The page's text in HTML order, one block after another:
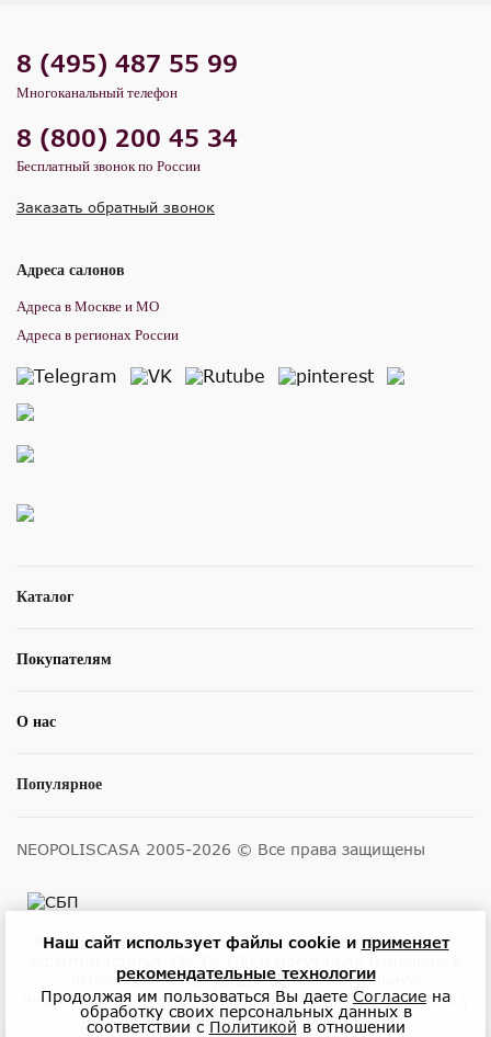
Каталог
Покупателям
О нас
Популярное
8 (495) 487 55 99
Многоканальный телефон
8 (800) 200 45 34
Бесплатный звонок по России
Заказать обратный звонок
Адреса салонов
Адреса в Москве и МО
Адреса в регионах России
NEOPOLISCASA 2005-2026 © Все права защищены
Размещенные на сайте цены не являются публичной
любое время без уведомления. Актуальную
информацию о ценах и наличии товара можно узнать у
менеджеров по телефону или в салонах.
Наш сайт использует файлы cookie и применяет
рекомендательные технологии
Продолжая им пользоваться Вы даете Согласие на
обработку своих персональных данных в
соответствии с Политикой в отношении